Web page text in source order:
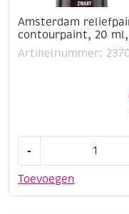
Amsterdam
contourpaint, 20
Artikelnummer:
Toevoegen
-
/